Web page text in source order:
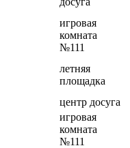
игровая
комната
№111
летняя
площадка
центр досуга
игровая
комната
№111